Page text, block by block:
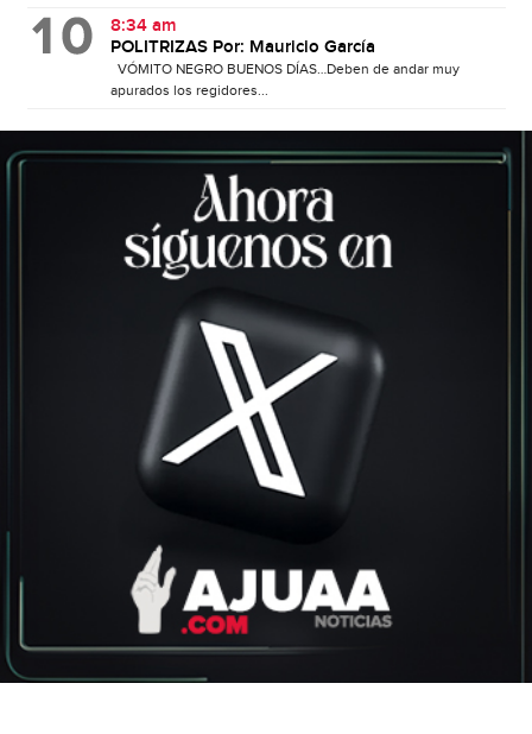
8:34 am
POLITRIZAS Por: Mauricio García
VÓMITO NEGRO BUENOS DÍAS…Deben de andar muy
apurados los regidores...